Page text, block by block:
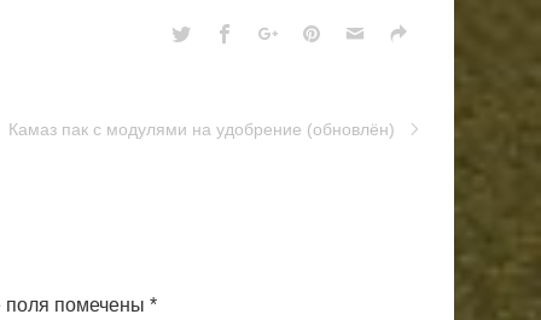
Камаз пак с модулями на удобрение (обновлён)
помечены *